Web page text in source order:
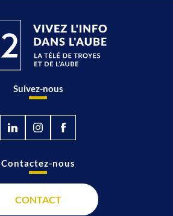
Suivez-nous
Contactez-nous
CONTACT